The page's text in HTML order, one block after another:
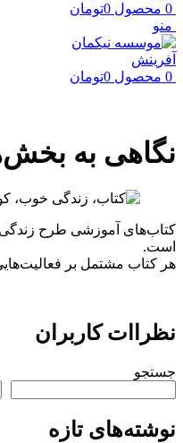
0 محصول 0تومان
منو
0 محصول 0تومان
نگاهی به
کتاب‌های آموزشی طرح
است.
هر کتاب مشتمل بر
نظراات کاربران
جستجو
نوشته‌های تازه